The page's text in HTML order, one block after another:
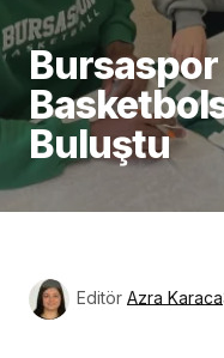
Bursaspor
Buluştu
Editör Azra Karaca